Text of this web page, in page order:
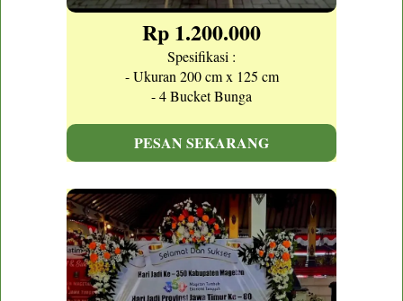
Rp 1.200.000
Spesifikasi :
- Ukuran 200 cm x 125 cm
- 4 Bucket Bunga
PESAN SEKARANG